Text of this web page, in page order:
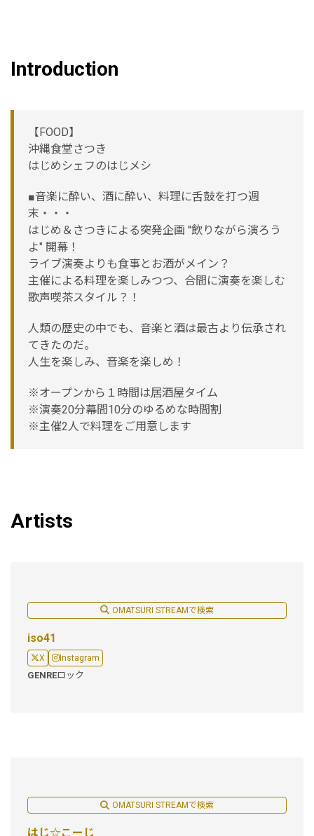
Introduction
【FOOD】
沖縄食堂さつき
はじめシェフのはじメシ
■音楽に酔い、酒に酔い、料理に舌鼓を打つ週
末・・・
はじめ＆さつきによる突発企画 "飲りながら演ろう
よ" 開幕！
ライブ演奏よりも食事とお酒がメイン？
主催による料理を楽しみつつ、合間に演奏を楽しむ
歌声喫茶スタイル？！
人類の歴史の中でも、音楽と酒は最古より伝承され
てきたのだ。
人生を楽しみ、音楽を楽しめ！
※オープンから１時間は居酒屋タイム
※演奏20分幕間10分のゆるめな時間割
※主催2人で料理をご用意します
Artists
OMATSURI STREAMで検索
iso41
X Instagram
GENREロック
OMATSURI STREAMで検索
はじ☆こーじ